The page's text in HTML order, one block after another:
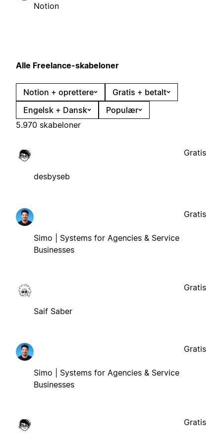
Notion
Alle Freelance-skabeloner
Notion + oprettere
Gratis + betalt
Engelsk + Dansk
Populær
5.970 skabeloner
desbyseb
Gratis
Simo | Systems for Agencies & Service
Businesses
Gratis
Saif Saber
Gratis
Simo | Systems for Agencies & Service
Businesses
Gratis
Gratis